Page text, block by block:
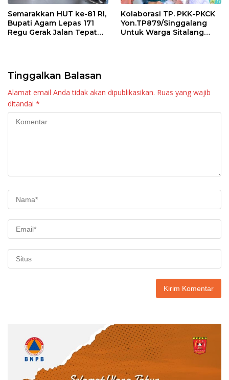
Semarakkan HUT ke-81 RI,
Bupati Agam Lepas 171
Regu Gerak Jalan Tepat
Kolaborasi TP. PKK-PKCK
Yon.TP879/Singgalang
Untuk Warga Sitalang
Tinggalkan Balasan
Alamat email Anda tidak akan dipublikasikan. Ruas yang wajib
ditandai *